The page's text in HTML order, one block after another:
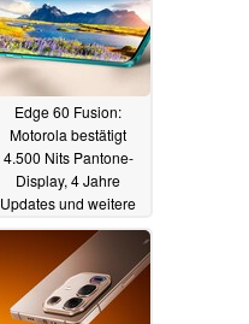
Edge 60 Fusion:
Motorola bestätigt
4.500 Nits Pantone-
Display, 4 Jahre
Updates und weitere
Features sowie
Launch-Datum
24.03.2025